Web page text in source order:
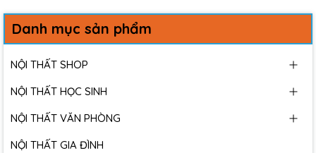
Danh mục sản phẩm
NỘI THẤT SHOP
NỘI THẤT HỌC SINH
NỘI THẤT VĂN PHÒNG
NỘI THẤT GIA ĐÌNH